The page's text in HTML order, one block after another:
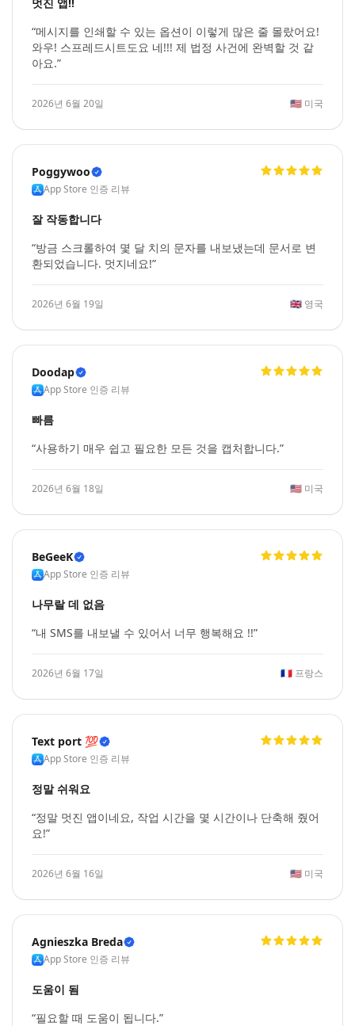
“메시지를 인쇄할 수 있는 옵션이 이렇게 많은 줄 몰랐어요!
와우! 스프레드시트도요 네!!! 제 법정 사건에 완벽할 것 같
아요.”
2026년 6월 20일 🇺🇸 미국
Poggywoo
App Store 인증 리뷰
잘 작동합니다
“방금 스크롤하여 몇 달 치의 문자를 내보냈는데 문서로 변
환되었습니다. 멋지네요!”
2026년 6월 19일 🇬🇧 영국
Doodap
App Store 인증 리뷰
빠름
“사용하기 매우 쉽고 필요한 모든 것을 캡처합니다.”
2026년 6월 18일 🇺🇸 미국
BeGeeK
App Store 인증 리뷰
나무랄 데 없음
“내 SMS를 내보낼 수 있어서 너무 행복해요 !!”
2026년 6월 17일 🇫🇷 프랑스
Text port 💯
App Store 인증 리뷰
정말 쉬워요
“정말 멋진 앱이네요, 작업 시간을 몇 시간이나 단축해 줬어
요!”
2026년 6월 16일 🇺🇸 미국
Agnieszka Breda
App Store 인증 리뷰
도움이 됨
“필요할 때 도움이 됩니다.”